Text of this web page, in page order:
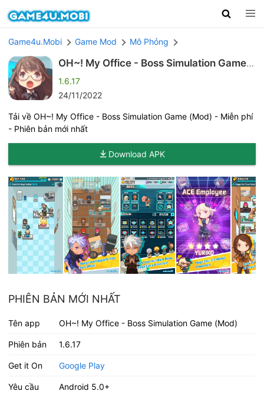
Game4u.Mobi Game Mod Mô Phỏng
OH~! My Office - Boss Simulation Game
1.6.17
24/11/2022
Tải về OH~! My Office - Boss Simulation Game (Mod) - Miễn phí
- Phiên bản mới nhất
Download APK
PHIÊN BẢN MỚI NHẤT
Tên app OH~! My Office - Boss Simulation Game (Mod)
Phiên bản 1.6.17
Get it On Google Play
Yêu cầu Android 5.0+